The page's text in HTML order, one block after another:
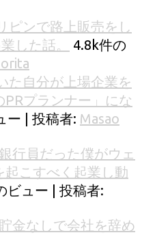
ピンで路上販売をし
した話。
4.8k件の
た自分が上場企業を
プランナー」にな
ー 投稿者: Masao
行員だった僕がウェ
こすべく起業し動
ビュー
投稿者:
金なしで会社を辞め